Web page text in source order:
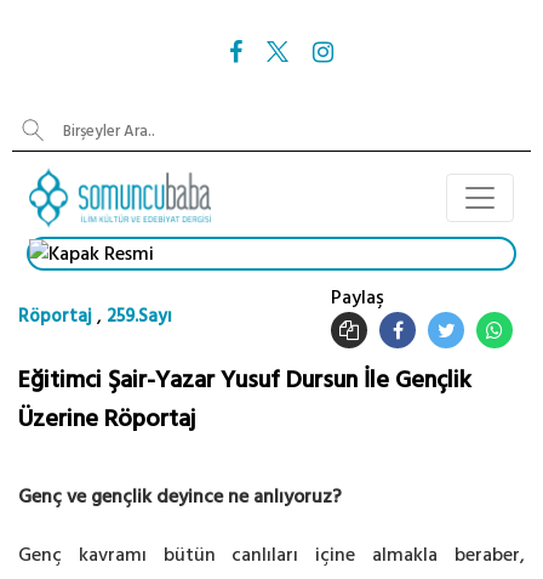
Röportaj, 259.Sayı
Paylaş
Eğitimci Şair-Yazar Yusuf Dursun İle Gençlik
Üzerine Röportaj
Genç ve gençlik deyince ne anlıyoruz?
Genç kavramı bütün canlıları içine almakla beraber,